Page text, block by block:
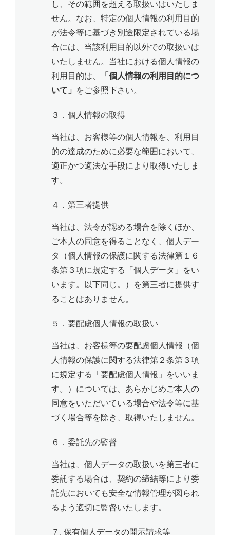
し、その範囲を超える取扱いはいたしま
せん。なお、特定の個人情報の利用目的
が法令等に基づき別途限定されている場
合には、当該利用目的以外での取扱いは
いたしません。当社における個人情報の
利用目的は、
「個人情報の利用目的につ
いて」
をご参照下さい。
３．個人情報の取得
当社は、お客様等の個人情報を、利用目
的の達成のために必要な範囲において、
適正かつ適法な手段により取得いたしま
す。
４．第三者提供
当社は、法令が認める場合を除くほか、
ご本人の同意を得ることなく、個人デー
タ（個人情報の保護に関する法律第１６
条第３項に規定する「個人データ」をい
います。以下同じ。）を第三者に提供す
ることはありません。
５．要配慮個人情報の取扱い
当社は、お客様等の要配慮個人情報（個
人情報の保護に関する法律第２条第３項
に規定する「要配慮個人情報」をいいま
す。）については、あらかじめご本人の
同意をいただいている場合や法令等に基
づく場合等を除き、取得いたしません。
６．委託先の監督
当社は、個人データの取扱いを第三者に
委託する場合は、契約の締結等により委
託先においても安全な情報管理が図られ
るよう適切に監督いたします。
７. 保有個人データの開示請求等